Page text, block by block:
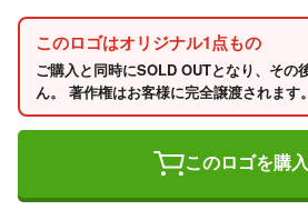
このロゴはオリジナル1点もの
ご購入と同時にSOLD OUTとなり、その
ん。 著作権はお客様に完全譲渡されます。
このロゴを購